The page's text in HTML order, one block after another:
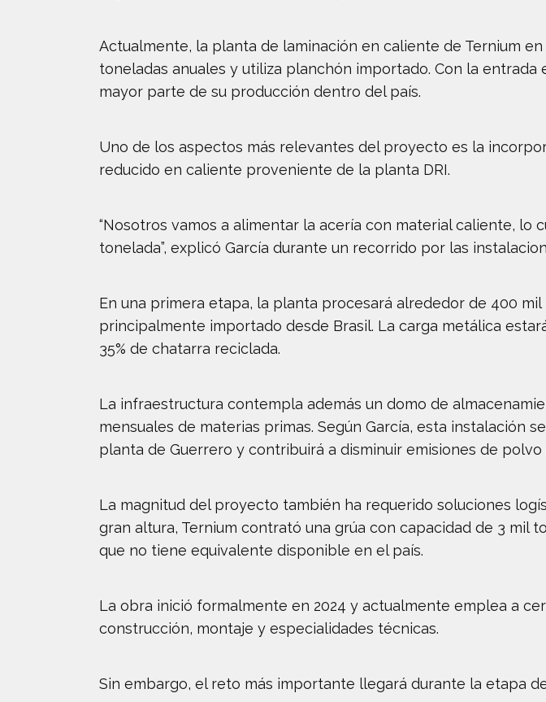
Actualmente, la planta de laminación en caliente de Ternium
toneladas anuales y utiliza planchón importado. Con la
mayor parte de su producción dentro del país.
Uno de los aspectos más relevantes del proyecto es la
reducido en caliente proveniente de la planta DRI.
“Nosotros vamos a alimentar la acería con material caliente,
tonelada”, explicó García durante un recorrido por las
En una primera etapa, la planta procesará alrededor de 400
principalmente importado desde Brasil. La carga metálica
35% de chatarra reciclada.
La infraestructura contempla además un domo de
mensuales de materias primas. Según García, esta instalación
planta de Guerrero y contribuirá a disminuir emisiones de
La magnitud del proyecto también ha requerido soluciones
gran altura, Ternium contrató una grúa con capacidad de 3
que no tiene equivalente disponible en el país.
La obra inició formalmente en 2024 y actualmente emplea a
construcción, montaje y especialidades técnicas.
Sin embargo, el reto más importante llegará durante la etapa